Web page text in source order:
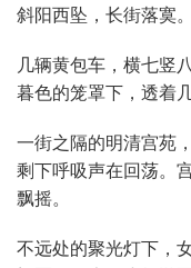
斜阳西坠，长街落寞。
几辆黄包车，横七竖
暮色的笼罩下，透着
一街之隔的明清宫苑
剩下呼吸声在回荡。
飘摇。
不远处的聚光灯下，